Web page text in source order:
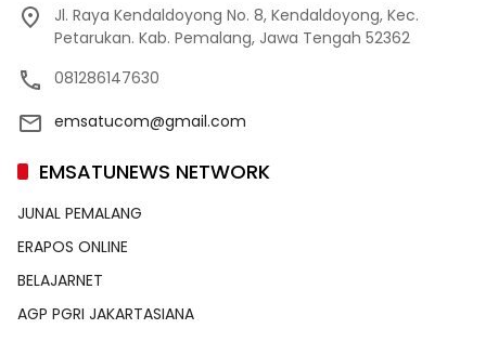
Jl. Raya Kendaldoyong No. 8, Kendaldoyong, Kec.
Petarukan. Kab. Pemalang, Jawa Tengah 52362
081286147630
emsatucom@gmail.com
EMSATUNEWS NETWORK
JUNAL PEMALANG
ERAPOS ONLINE
BELAJARNET
AGP PGRI JAKARTASIANA